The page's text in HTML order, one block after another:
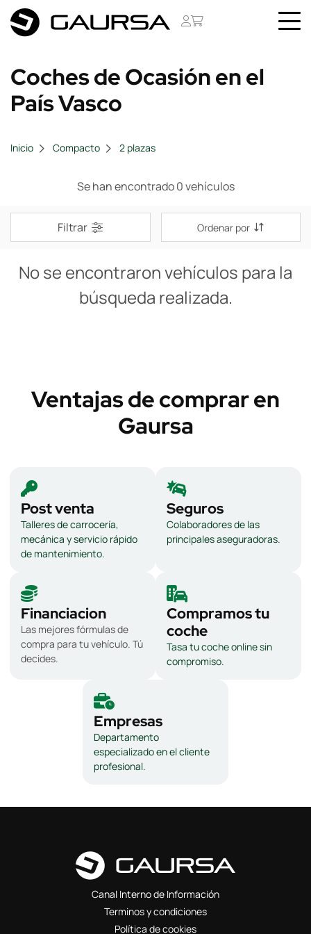
Coches de Ocasión en el
País Vasco
Inicio Compacto 2 plazas
Se han encontrado 0 vehículos
Filtrar Ordenar por
No se encontraron vehículos para la
búsqueda realizada.
Ventajas de comprar en
Gaursa
Post venta
Talleres de carrocería,
mecánica y servicio rápido
de mantenimiento.
Seguros
Colaboradores de las
principales aseguradoras.
Financiacion
Las mejores fórmulas de
compra para tu vehículo. Tú
decides.
Compramos tu
coche
Tasa tu coche online sin
compromiso.
Empresas
Departamento
especializado en el cliente
profesional.
Canal Interno de Información
Terminos y condiciones
Política de cookies